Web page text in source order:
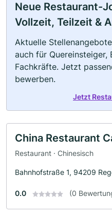
Neue Restaurant-
Vollzeit, Teilzeit &
Aktuelle
auch für Quereinsteiger,
Fachkräfte. Jetzt
bewerben.
Jetzt
China Restaurant
Restaurant · Chinesisch
Bahnhofstraße 1, 94209
0.0 (0